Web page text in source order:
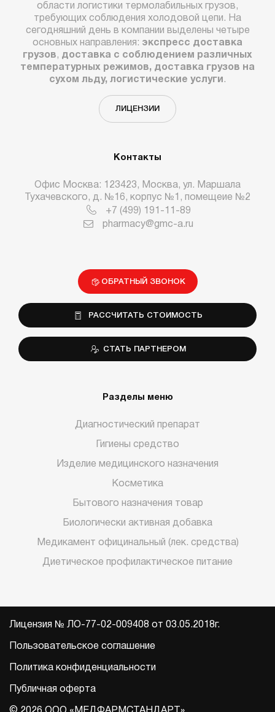
области логистики термолабильных грузов,
требующих соблюдения холодовой цепи. На
сегодняшний день в компании выделены четыре
основных направления: экспресс доставка
грузов, доставка с соблюдением различных
температурных режимов, доставка грузов на
сухом льду, логистические услуги .
ЛИЦЕНЗИИ
Контакты
Офис Москва: 123423, Москва, ул. Маршала
Тухачевского, д. №16, корпус №1, помещеие №2
+7 (499) 191-11-89
pharmacy@gmc-a.ru
ОБРАТНЫЙ ЗВОНОК
РАССЧИТАТЬ СТОИМОСТЬ
СТАТЬ ПАРТНЕРОМ
Разделы меню
Диагностический препарат
Гигиены средство
Изделие медицинского назначения
Косметика
Бытового назначения товар
Биологически активная добавка
Медикамент официнальный (лек. средства)
Диетическое профилактическое питание
Лицензия № ЛО-77-02-009408 от 03.05.2018г.
Пользовательское соглашение
Политика конфиденциальности
Публичная оферта